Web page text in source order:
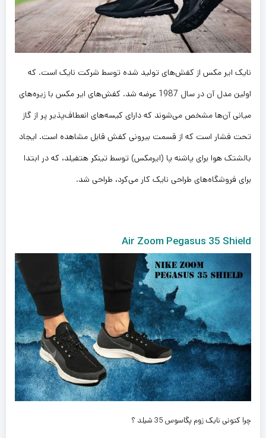
نایک ایر مکس از کفش‌های تولید شده توسط شرکت نایک است. که
اولین مدل آن در سال 1987 عرضه شد. کفش‌های ایر مکس با زیره‌های
میانی آن‌ها مشخص می‌شوند که دارای کیسه‌های انعطاف‌پذیر پر از گاز
تحت فشار است که از قسمت بیرونی کفش قابل مشاهده است. ایجاد
بالشتک هوا برای پاشنه پا (ایرمکس) توسط تینکر هتفیلد، که در ابتدا
برای فروشگاه‌های طراحی نایک کار می‌کرد، طراحی شد.
Air Zoom Pegasus 35 Shield
چرا کتونی نایک زوم پگاسوس 35 شیلد ؟